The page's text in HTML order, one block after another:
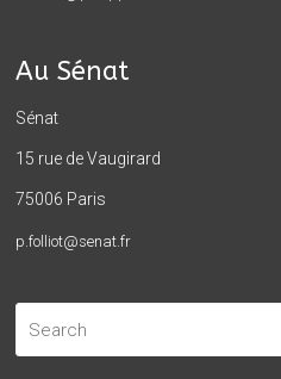
Au Sénat
Sénat
15 rue de Vaugirard
75006 Paris
p.folliot@senat.fr